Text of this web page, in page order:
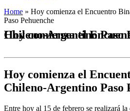
Home » Hoy comienza el Encuentro
Paso Pehuenche
Hoy comienza el Encuentro Binacional Chileno-
Hoy comienza el
Chileno-Argentino Paso
Entre hoy al 15 de febrero se realizará